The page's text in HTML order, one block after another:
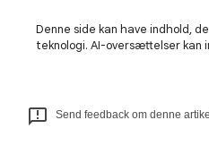
Denne side kan have indhold,
teknologi. AI-oversættelser kan
Send feedback om denne artikel